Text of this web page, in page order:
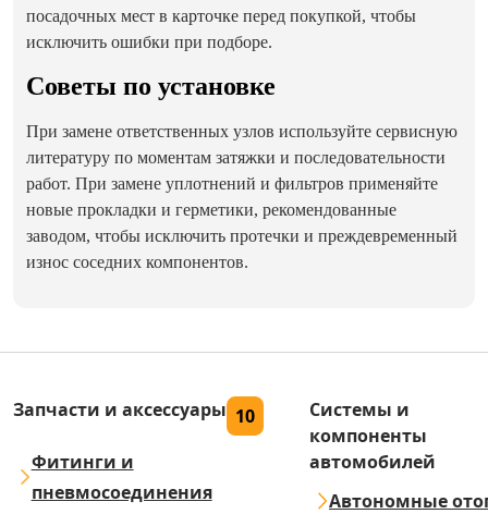
посадочных мест в карточке перед покупкой, чтобы
исключить ошибки при подборе.
Советы по установке
При замене ответственных узлов используйте сервисную
литературу по моментам затяжки и последовательности
работ. При замене уплотнений и фильтров применяйте
новые прокладки и герметики, рекомендованные
заводом, чтобы исключить протечки и преждевременный
износ соседних компонентов.
Запчасти и аксессуары 10
Фитинги и
пневмосоединения
Системы и
компоненты
автомобилей
Автономные